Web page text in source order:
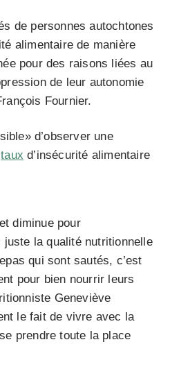
de personnes autochtones
alimentaire de manière
pour des raisons liées au
de leur autonomie
Fournier.
d’observer une
taux d’insécurité alimentaire
diminue pour
juste la qualité nutritionnelle
qui sont sautés, c’est
pour bien nourrir leurs
Geneviève
le fait de vivre avec la
prendre toute la place